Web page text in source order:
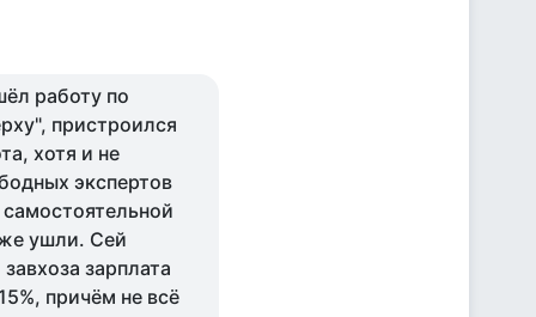
работу по
пристроился
хотя и не
экспертов
ушли. Сей
зарплата
причём не всё